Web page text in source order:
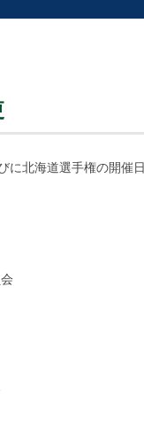
北海道選手権の開催